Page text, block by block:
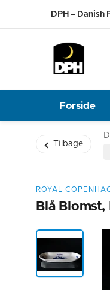
DPH –
Forside
Tilbage
ROYAL
Blå